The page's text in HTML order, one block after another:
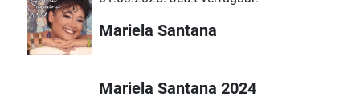
Mariela Santana
Mariela Santana 2024